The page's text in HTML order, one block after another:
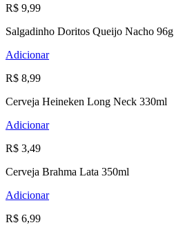
R$ 9,99
Salgadinho Doritos Queijo Nacho 96g
Adicionar
R$ 8,99
Cerveja Heineken Long Neck 330ml
Adicionar
R$ 3,49
Cerveja Brahma Lata 350ml
Adicionar
R$ 6,99